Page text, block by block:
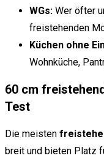
WGs: Wer öfter
freistehenden
Küchen ohne
Wohnküche,
60 cm
Test
Die meisten
breit und bieten Platz